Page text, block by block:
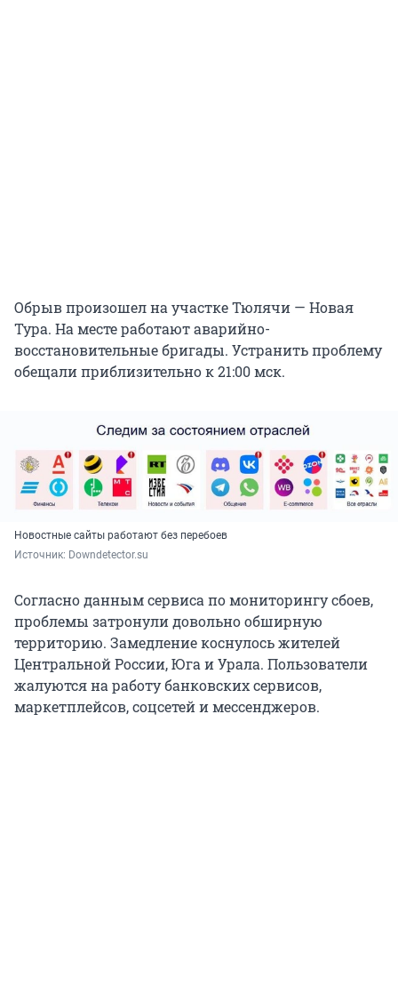
Обрыв произошел на участке Тюлячи — Новая
Тура. На месте работают аварийно-
восстановительные бригады. Устранить проблему
обещали приблизительно к 21:00 мск.
Новостные сайты работают без перебоев
Источник: Downdetector.su
Согласно данным сервиса по мониторингу сбоев,
проблемы затронули довольно обширную
территорию. Замедление коснулось жителей
Центральной России, Юга и Урала. Пользователи
жалуются на работу банковских сервисов,
маркетплейсов, соцсетей и мессенджеров.